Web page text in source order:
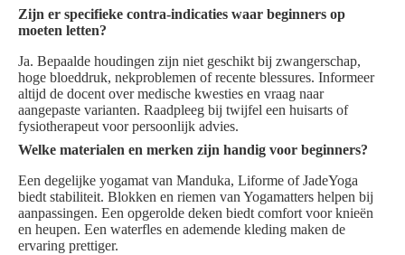
Zijn er specifieke contra-indicaties waar beginners op
moeten letten?
Ja. Bepaalde houdingen zijn niet geschikt bij zwangerschap,
hoge bloeddruk, nekproblemen of recente blessures. Informeer
altijd de docent over medische kwesties en vraag naar
aangepaste varianten. Raadpleeg bij twijfel een huisarts of
fysiotherapeut voor persoonlijk advies.
Welke materialen en merken zijn handig voor beginners?
Een degelijke yogamat van Manduka, Liforme of JadeYoga
biedt stabiliteit. Blokken en riemen van Yogamatters helpen bij
aanpassingen. Een opgerolde deken biedt comfort voor knieën
en heupen. Een waterfles en ademende kleding maken de
ervaring prettiger.